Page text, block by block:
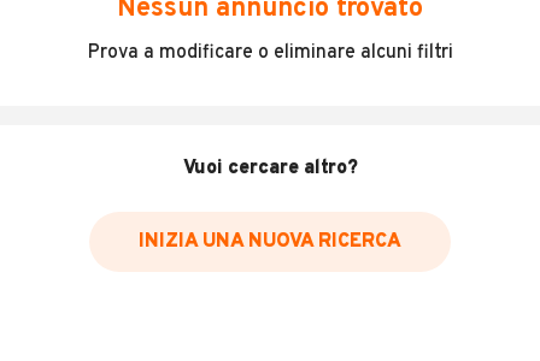
Incidenti in cui è stato coinvolto il veicolo
Data e luogo delle revisioni effettuate
Inserisci il numero di targa per verificare la disponibilità
Nessun annuncio trovato
Prova a modificare o eliminare alcuni filtri
Vuoi cercare altro?
INIZIA UNA NUOVA RICERCA